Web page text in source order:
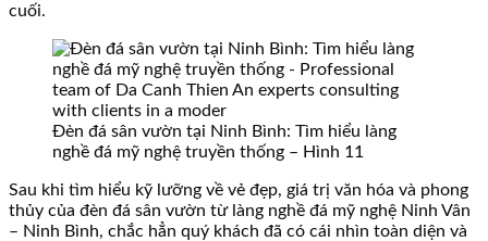
cuối.
Đèn đá sân vườn tại Ninh Bình: Tìm hiểu làng
nghề đá mỹ nghệ truyền thống – Hình 11
Sau khi tìm hiểu kỹ lưỡng về vẻ đẹp, giá trị văn hóa và phong
thủy của đèn đá sân vườn từ làng nghề đá mỹ nghệ Ninh Vân
– Ninh Bình, chắc hẳn quý khách đã có cái nhìn toàn diện và